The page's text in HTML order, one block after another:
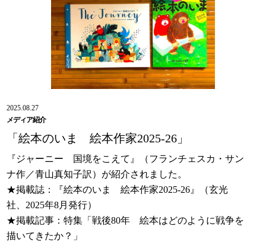
2025.08.27
メディア紹介
「絵本のいま 絵本作家2025-26」
『ジャーニー 国境をこえて』（フランチェスカ・サン
ナ作／青山真知子訳）が紹介されました。
★掲載誌：『絵本のいま 絵本作家2025-26』（玄光
社、2025年8月発行）
★掲載記事：特集「戦後80年 絵本はどのように戦争を
描いてきたか？」